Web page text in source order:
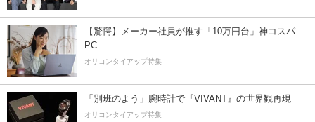
【驚愕】メーカー社員が推す「10万円台」神コスパ
PC
オリコンタイアップ特集
「別班のよう」腕時計で『VIVANT』の世界観再現
オリコンタイアップ特集